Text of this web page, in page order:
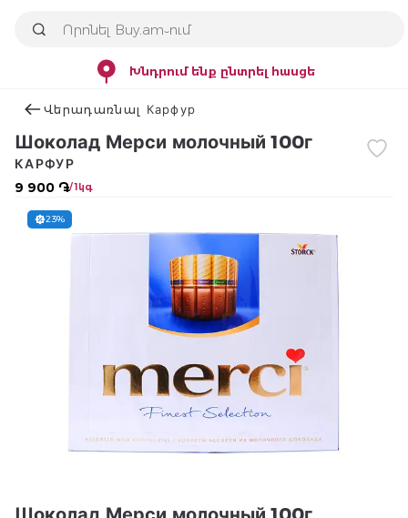
Խնդրում ենք ընտրել հասցե
Վերադառնալ Карфур
Шоколад Мерси молочный 100г
9 900 ֏/ 1կգ
КАРФУР
23%